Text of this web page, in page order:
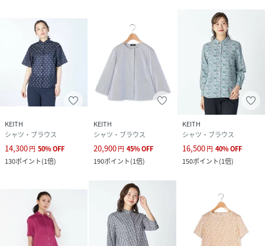
KEITH
シャツ・ブラウス
14,300円 50%OFF
130ポイント(1倍)
KEITH
シャツ・ブラウス
20,900円 45%OFF
190ポイント(1倍)
KEITH
シャツ・ブラウス
16,500円 40%OFF
150ポイント(1倍)